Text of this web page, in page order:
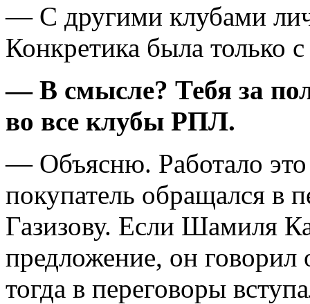
— С другими клубами
Конкретика была только
— В смысле? Тебя за
во все клубы РПЛ.
— Объясню. Работало
покупатель обращался в
Газизову. Если Шамиля
предложение, он говорил
тогда в переговоры